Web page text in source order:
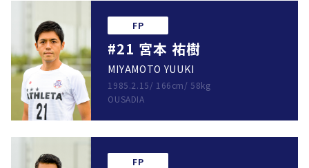
FP
#21 宮本 祐樹
MIYAMOTO YUUKI
1985.2.15/ 166cm/ 58kg
OUSADIA
FP